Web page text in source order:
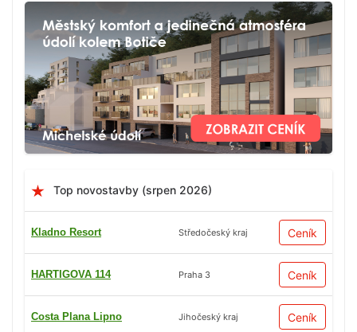
Top novostavby (srpen 2026)
Kladno Resort Středočeský kraj Ceník
HARTIGOVA 114 Praha 3 Ceník
Costa Plana Lipno Jihočeský kraj Ceník